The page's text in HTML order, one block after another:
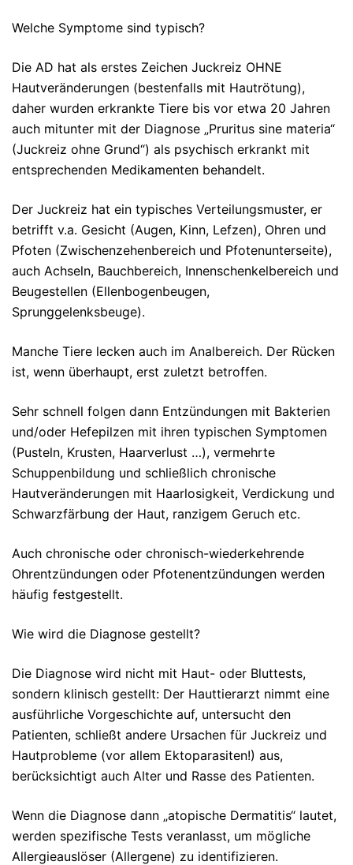
Welche Symptome sind typisch?
Die AD hat als erstes Zeichen Juckreiz OHNE
Hautveränderungen (bestenfalls mit Hautrötung),
daher wurden erkrankte Tiere bis vor etwa 20 Jahren
auch mitunter mit der Diagnose „Pruritus sine materia“
(Juckreiz ohne Grund“) als psychisch erkrankt mit
entsprechenden Medikamenten behandelt.
Der Juckreiz hat ein typisches Verteilungsmuster, er
betrifft v.a. Gesicht (Augen, Kinn, Lefzen), Ohren und
Pfoten (Zwischenzehenbereich und Pfotenunterseite),
auch Achseln, Bauchbereich, Innenschenkelbereich und
Beugestellen (Ellenbogenbeugen,
Sprunggelenksbeuge).
Manche Tiere lecken auch im Analbereich. Der Rücken
ist, wenn überhaupt, erst zuletzt betroffen.
Sehr schnell folgen dann Entzündungen mit Bakterien
und/oder Hefepilzen mit ihren typischen Symptomen
(Pusteln, Krusten, Haarverlust …), vermehrte
Schuppenbildung und schließlich chronische
Hautveränderungen mit Haarlosigkeit, Verdickung und
Schwarzfärbung der Haut, ranzigem Geruch etc.
Auch chronische oder chronisch-wiederkehrende
Ohrentzündungen oder Pfotenentzündungen werden
häufig festgestellt.
Wie wird die Diagnose gestellt?
Die Diagnose wird nicht mit Haut- oder Bluttests,
sondern klinisch gestellt: Der Hauttierarzt nimmt eine
ausführliche Vorgeschichte auf, untersucht den
Patienten, schließt andere Ursachen für Juckreiz und
Hautprobleme (vor allem Ektoparasiten!) aus,
berücksichtigt auch Alter und Rasse des Patienten.
Wenn die Diagnose dann „atopische Dermatitis“ lautet,
werden spezifische Tests veranlasst, um mögliche
Allergieauslöser (Allergene) zu identifizieren.